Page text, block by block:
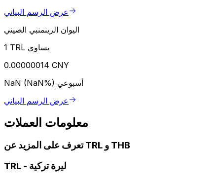
عرض الرسم البياني
اليوان الرينمنبي الصيني
1 TRL يساوي
0.00000014 CNY
NaN (NaN%) أسبوعي
عرض الرسم البياني
معلومات العملات
تعرف على المزيد عن TRL و THB
TRL - ليرة تركية